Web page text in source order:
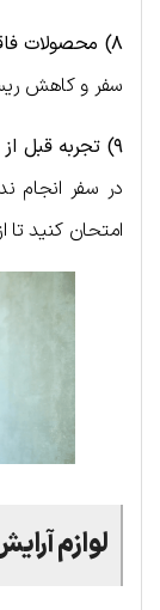
۸) محصولات فاقد عطر:
سفر و کاهش
۹) تجربه قبل از سفر:
در سفر انجام
امتحان کنید
لوازم